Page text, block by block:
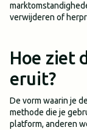
verwijderen of
Hoe ziet
eruit?
De vorm waarin je
methode die je
platform, anderen